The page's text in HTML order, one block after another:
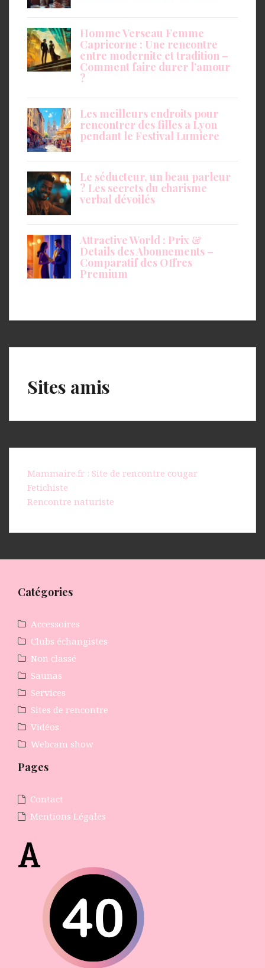
Homme Verseau Femme
Capricorne : Une rencontre
entre modernite et tradition –
Comment faire durer l’amour
?
Les meilleurs endroits pour
rencontrer des filles a Lyon
pendant le Festival Lumiere
Le séducteur, un beau parleur
? Les secrets du charisme
verbal dévoilés
Attractive World : Prix &
Details des Abonnements –
Comparatif des Offres
Premium
Sites amis
Mammaire.fr : Site de rencontre cougar
Fetichiste
Rencontre naturiste
Catégories
Accessoires
Clubs échangistes
Non classé
Saunas
Services
Sites de rencontre
Vidéos
Webcam show
Pages
Contact
Mentions Légales